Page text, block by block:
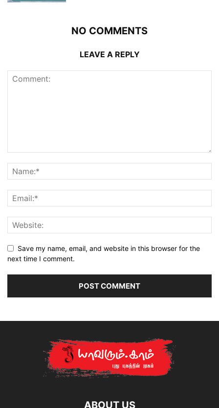
NO COMMENTS
LEAVE A REPLY
Save my name, email, and website in this browser for the
next time I comment.
ABOUT US